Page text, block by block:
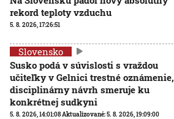
rekord teploty vzduchu
5. 8. 2026, 17:26:51
Slovensko
Susko podá v súvislosti s vraždou
učiteľky v Gelnici trestné oznámenie,
disciplinárny návrh smeruje ku
konkrétnej sudkyni
5. 8. 2026, 14:01:08 Aktualizované:5. 8. 2026, 19:09:00